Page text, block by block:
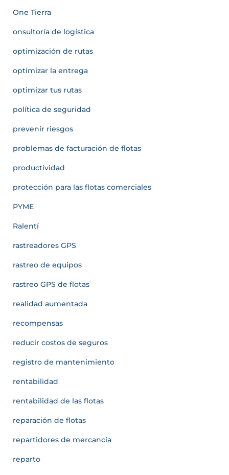
One Tierra
onsultoría de logística
optimización de rutas
optimizar la entrega
optimizar tus rutas
política de seguridad
prevenir riesgos
problemas de facturación de flotas
productividad
protección para las flotas comerciales
PYME
Ralentí
rastreadores GPS
rastreo de equipos
rastreo GPS de flotas
realidad aumentada
recompensas
reducir costos de seguros
registro de mantenimiento
rentabilidad
rentabilidad de las flotas
reparación de flotas
repartidores de mercancía
reparto